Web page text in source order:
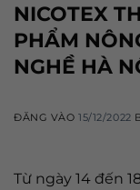
NICOTEX
PHẨM
NGHỀ HÀ
ĐĂNG VÀO15/12/2022
Từ ngày 14 đến